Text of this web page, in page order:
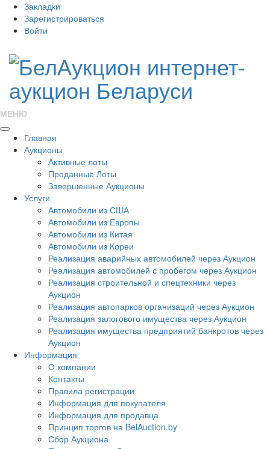
Закладки
Зарегистрироваться
Войти
МЕНЮ
Главная
Аукционы
Активные лоты
Проданные Лоты
Завершенные Аукционы
Услуги
Автомобили из США
Автомобили из Европы
Автомобили из Китая
Автомобили из Кореи
Реализация аварийных автомобилей через Аукцион
Реализация автомобилей с пробегом через Аукцион
Реализация строительной и спецтехники через
Аукцион
Реализация автопарков организаций через Аукцион
Реализация залогового имущества через Аукцион
Реализация имущества предприятий банкротов через
Аукцион
Информация
О компании
Контакты
Правила регистрации
Информация для покупателя
Информация для продавца
Принцип торгов на BelAuction.by
Сбор Аукциона